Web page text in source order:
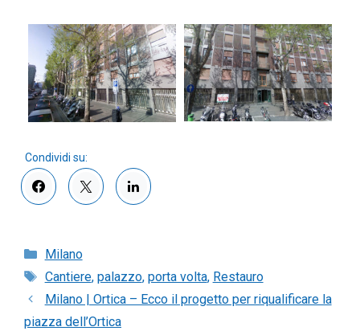
Categorie
Milano
Tag
Cantiere, palazzo, porta volta, Restauro
Milano | Ortica – Ecco il progetto per riqualificare la
piazza dell’Ortica